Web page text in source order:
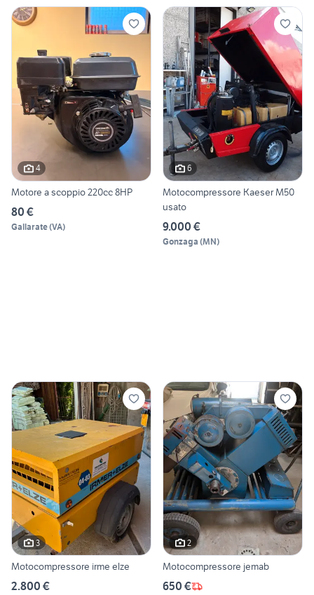
4
Motore a scoppio 220cc 8HP
80 €
Gallarate(VA)
6
Motocompressore Kaeser M50
usato
9.000 €
Gonzaga (MN)
3
Motocompressore irme elze
2.800 €
2
Motocompressore jemab
650 €